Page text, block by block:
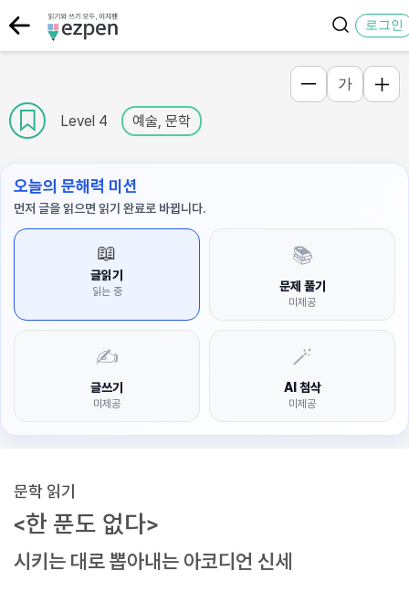
로그인
Level 4 예술, 문학
가
오늘의 문해력 미션
먼저 글을 읽으면 읽기 완료로 바뀝니다.
📖
글읽기
읽는 중
📚
문제 풀기
미제공
✍️
글쓰기
미제공
🪄
AI 첨삭
미제공
문학 읽기
<한 푼도 없다>
시키는 대로 뽑아내는 아코디언 신세